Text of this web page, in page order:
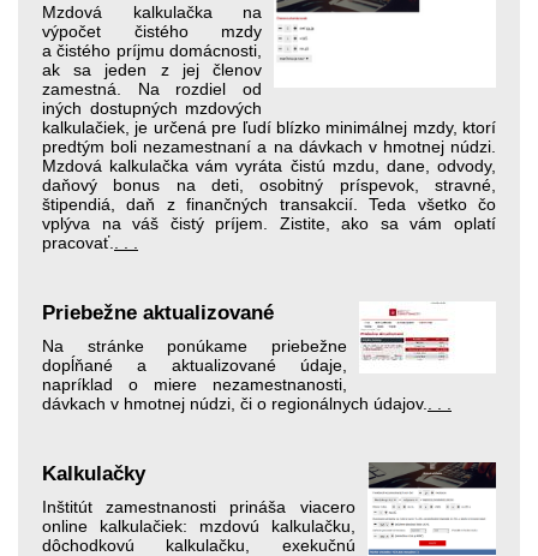
Mzdová kalkulačka na
výpočet čistého mzdy
a čistého príjmu domácnosti,
ak sa jeden z jej členov
zamestná. Na rozdiel od
iných dostupných mzdových
kalkulačiek, je určená pre ľudí blízko minimálnej mzdy, ktorí
pred­tým boli nezamestnaní a na dávkach v hmotnej núdzi.
Mzdová kalkulačka vám vyráta čistú mzdu, dane, odvody,
daňový bonus na deti, osobitný príspevok, stravné,
štipendiá, daň z finančných transakcií. Teda všetko čo
vplýva na váš čistý príjem. Zistite, ako sa vám oplatí
pracovať.
Priebežne aktualizované
Na stránke ponúkame priebežne
dopĺňané a aktualizované údaje,
napríklad o miere nezamestnanosti,
dávkach v hmotnej núdzi, či o regionálnych údajov.
Kalkulačky
Inštitút zamestnanosti prináša viacero
online kalkulačiek: mzdovú kalkulačku,
dôchodkovú kalkulačku, exekučnú